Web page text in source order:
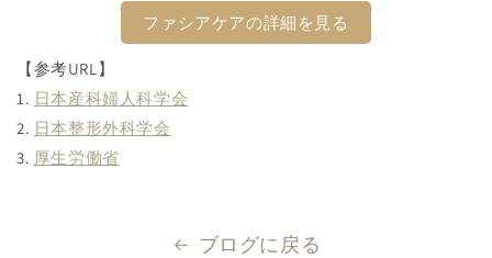
ファシアケアの詳細を見る
【参考URL】
1. 日本産科婦人科学会
2. 日本整形外科学会
3. 厚生労働省
ブログに戻る